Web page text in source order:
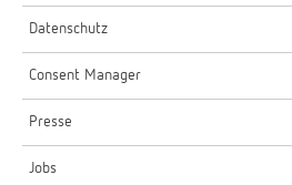
Datenschutz
Consent Manager
Presse
Jobs